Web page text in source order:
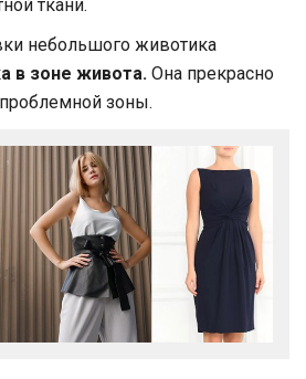
ткани.
небольшого животика
в зоне живота. Она прекрасно
зоны.